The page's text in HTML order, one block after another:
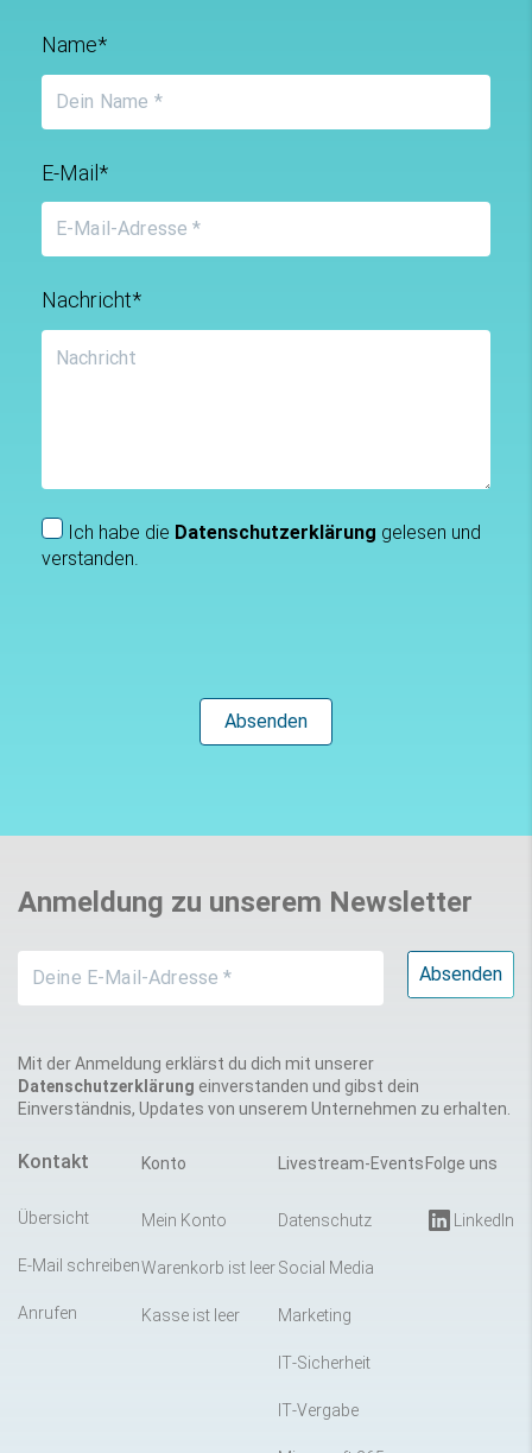
Name*
E-Mail*
Nachricht*
Ich habe die Datenschutzerklärung gelesen und
verstanden.
Anmeldung zu unserem Newsletter
Mit der Anmeldung erklärst du dich mit unserer
Datenschutzerklärung einverstanden und gibst dein
Einverständnis, Updates von unserem Unternehmen zu erhalten.
Kontakt
Übersicht
E-Mail schreiben
Anrufen
Konto
Mein Konto
Warenkorb ist leer
Kasse ist leer
Livestream-Events
Datenschutz
Social Media
Marketing
IT-Sicherheit
IT-Vergabe
Folge uns
LinkedIn